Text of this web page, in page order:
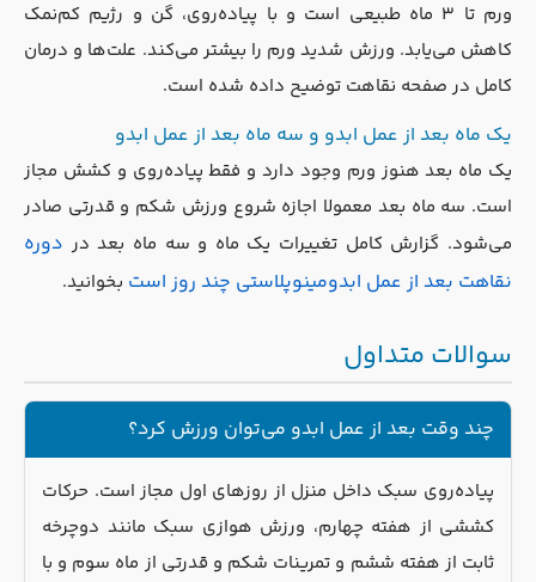
ورم تا ۳ ماه طبیعی است و با پیاده‌روی، گن و رژیم کم‌نمک
کاهش می‌یابد. ورزش شدید ورم را بیشتر می‌کند. علت‌ها و درمان
کامل در صفحه نقاهت توضیح داده شده است.
یک ماه بعد از عمل ابدو و سه ماه بعد از عمل ابدو
یک ماه بعد هنوز ورم وجود دارد و فقط پیاده‌روی و کشش مجاز
است. سه ماه بعد معمولا اجازه شروع ورزش شکم و قدرتی صادر
می‌شود. گزارش کامل تغییرات یک ماه و سه ماه بعد دردوره
نقاهت بعد از عمل ابدومینوپلاستی چند روز استبخوانید.
سوالات متداول
چند وقت بعد از عمل ابدو می‌توان ورزش کرد؟
پیاده‌روی سبک داخل منزل از روزهای اول مجاز است. حرکات
کششی از هفته چهارم، ورزش هوازی سبک مانند دوچرخه
ثابت از هفته ششم و تمرینات شکم و قدرتی از ماه سوم و با